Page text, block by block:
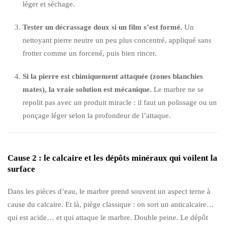
léger et séchage.
Tester un décrassage doux si un film s’est formé. Un
nettoyant pierre neutre un peu plus concentré, appliqué sans
frotter comme un forcené, puis bien rincer.
Si la pierre est chimiquement attaquée (zones blanchies
mates), la vraie solution est mécanique. Le marbre ne se
repolit pas avec un produit miracle : il faut un polissage ou un
ponçage léger selon la profondeur de l’attaque.
Cause 2 : le calcaire et les dépôts minéraux qui voilent la
surface
Dans les pièces d’eau, le marbre prend souvent un aspect terne à
cause du calcaire. Et là, piège classique : on sort un anticalcaire…
qui est acide… et qui attaque le marbre. Double peine. Le dépôt